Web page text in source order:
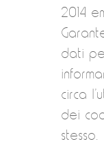
2014
dati
circa
dei
stesso.